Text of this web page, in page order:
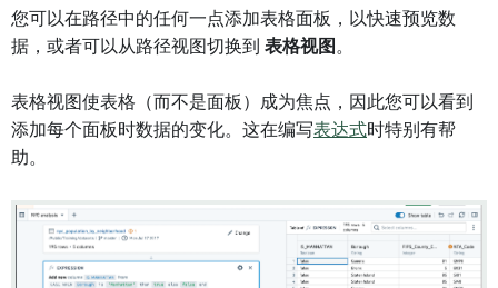
您可以在路径中的任何一点添加表格面板，以快速预览数
据，或者可以从路径视图切换到 表格视图 。
表格视图使表格（而不是面板）成为焦点，因此您可以看到
添加每个面板时数据的变化。这在编写表达式时特别有帮
助。